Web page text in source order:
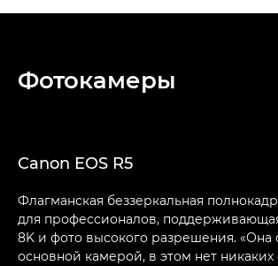
Фотокамеры
Canon EOS R5
Флагманская беззеркальная
для профессионалов,
8K и фото высокого разрешения. «Она
основной камерой, в этом нет